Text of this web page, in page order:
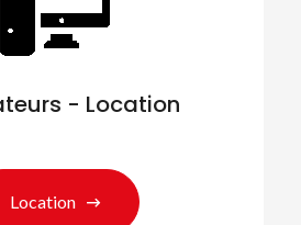
- Location
Location